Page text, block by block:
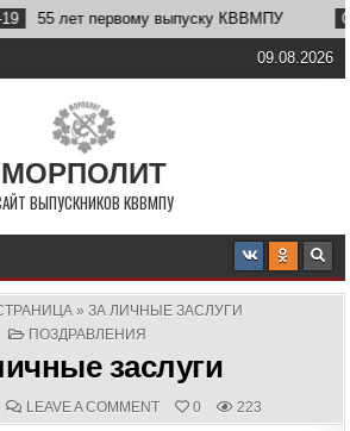
55 лет первому выпуску КВВМПУ
09.08.2026
МОРПОЛИТ
ВЫПУСКНИКОВ КВВМПУ
» ЗА ЛИЧНЫЕ ЗАСЛУГИ
POSTED
ПОЗДРАВЛЕНИЯ
заслуги
COMMENTS:
LEAVE A COMMENTON
ЗА
0 223